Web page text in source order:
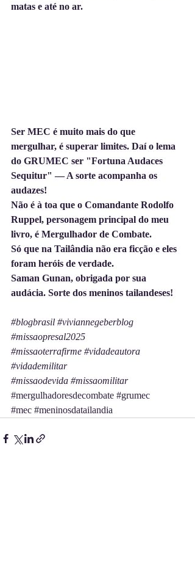
matas e até no ar.
Ser MEC é muito mais do que
mergulhar, é superar limites. Daí o lema
do GRUMEC ser "Fortuna Audaces
Sequitur" — A sorte acompanha os
audazes!
Não é à toa que o Comandante Rodolfo
Ruppel, personagem principal do meu
livro, é Mergulhador de Combate.
Só que na Tailândia não era ficção e eles
foram heróis de verdade.
Saman Gunan, obrigada por sua
audácia. Sorte dos meninos tailandeses!
#blogbrasil #viviannegeberblog
#missaopresal2025
#missaoterrafirme #vidadeautora
#vidademilitar
#missaodevida #missaomilitar
#mergulhadoresdecombate #grumec
#mec #meninosdatailandia